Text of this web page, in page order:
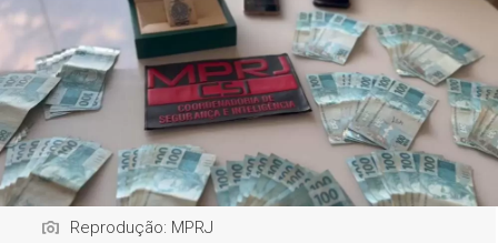
Reprodução: MPRJ